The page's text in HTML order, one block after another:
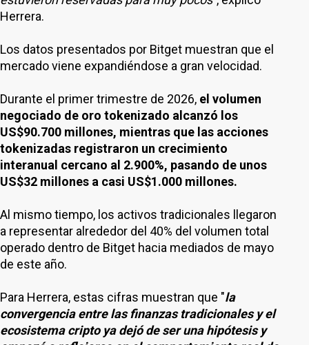
Herrera.
Los datos presentados por Bitget muestran que el
mercado viene expandiéndose a gran velocidad.
Durante el primer trimestre de 2026, el volumen
negociado de oro tokenizado alcanzó los
US$90.700 millones, mientras que las acciones
tokenizadas registraron un crecimiento
interanual cercano al 2.900%, pasando de unos
US$32 millones a casi US$1.000 millones.
Al mismo tiempo, los activos tradicionales llegaron
a representar alrededor del 40% del volumen total
operado dentro de Bitget hacia mediados de mayo
de este año.
Para Herrera, estas cifras muestran que "la
convergencia entre las finanzas tradicionales y el
ecosistema cripto ya dejó de ser una hipótesis y